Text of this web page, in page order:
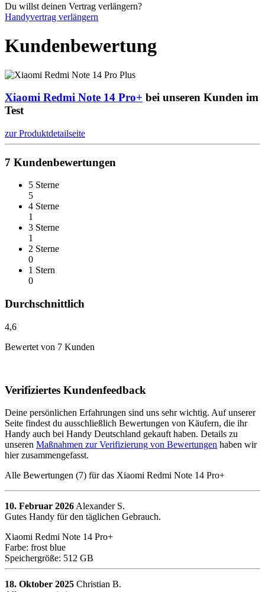
Du willst deinen Vertrag verlängern?
Handyvertrag verlängern
Kundenbewertung
Xiaomi Redmi Note 14 Pro+ bei unseren Kunden im
Test
zur Produktdetailseite
7 Kundenbewertungen
5 Sterne
5
4 Sterne
1
3 Sterne
1
2 Sterne
0
1 Stern
0
Durchschnittlich
4,6
Bewertet von 7 Kunden
Verifiziertes Kundenfeedback
Deine persönlichen Erfahrungen sind uns sehr wichtig. Auf unserer
Seite findest du ausschließlich Bewertungen von Käufern, die ihr
Handy auch bei Handy Deutschland gekauft haben. Details zu
unseren Maßnahmen zur Verifizierung von Bewertungen haben wir
hier zusammengefasst.
Alle Bewertungen (7) für das Xiaomi Redmi Note 14 Pro+
10. Februar 2026 Alexander S.
Gutes Handy für den täglichen Gebrauch.
Xiaomi Redmi Note 14 Pro+
Farbe: frost blue
Speichergröße: 512 GB
18. Oktober 2025 Christian B.